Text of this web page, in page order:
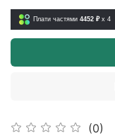
(0)
Плати частями 4452 ₽ x 4